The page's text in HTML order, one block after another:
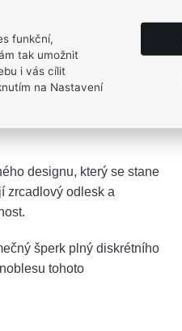
designu, který se stane
zrcadlový odlesk a
šperk plný diskrétního
tohoto
funkční,
tak umožnit
i vás cílit
na Nastavení